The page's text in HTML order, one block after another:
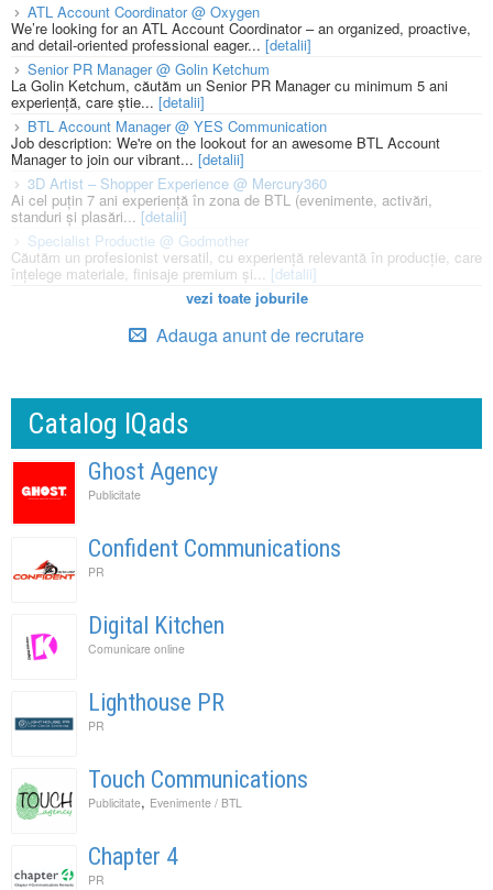
ATL Account Coordinator @ Oxygen
We’re looking for an ATL Account Coordinator – an organized, proactive,
and detail-oriented professional eager... [detalii]
Senior PR Manager @ Golin Ketchum
La Golin Ketchum, căutăm un Senior PR Manager cu minimum 5 ani
experiență, care știe... [detalii]
BTL Account Manager @ YES Communication
Job description: We're on the lookout for an awesome BTL Account
Manager to join our vibrant... [detalii]
3D Artist – Shopper Experience @ Mercury360
Ai cel puțin 7 ani experiență în zona de BTL (evenimente, activări,
standuri și plasări... [detalii]
Specialist Productie @ Godmother
Căutăm un profesionist versatil, cu experiență relevantă în producție, care
înțelege materiale, finisaje premium și... [detalii]
vezi toate joburile
Adauga anunt de recrutare
Catalog IQads
Ghost Agency
Publicitate
Confident Communications
PR
Digital Kitchen
Comunicare online
Lighthouse PR
PR
Touch Communications
Publicitate, Evenimente / BTL
Chapter 4
PR